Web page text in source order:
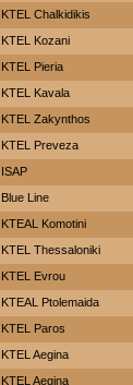
ΚΤΕL Chalkidikis
ΚΤΕL Kozani
KTEL Pieria
KTEL Kavala
KTEL Zakynthos
KTEL Preveza
ISAP
Blue Line
KTEAL Komotini
KTEL Thessaloniki
KTEL Evrou
KTEAL Ptolemaida
KTEL Paros
KTEL Aegina
KTEL Aegina